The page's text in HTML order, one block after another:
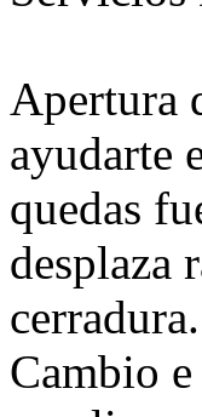
Apertura
ayudarte
quedas
desplaza
cerradura.
Cambio